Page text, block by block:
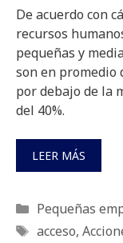
De acuerdo con
recursos
pequeñas y
son en promedio
por debajo de la
del 40%.
LEER MÁS
Categorías
Pequeñas
Etiquetas
acceso,